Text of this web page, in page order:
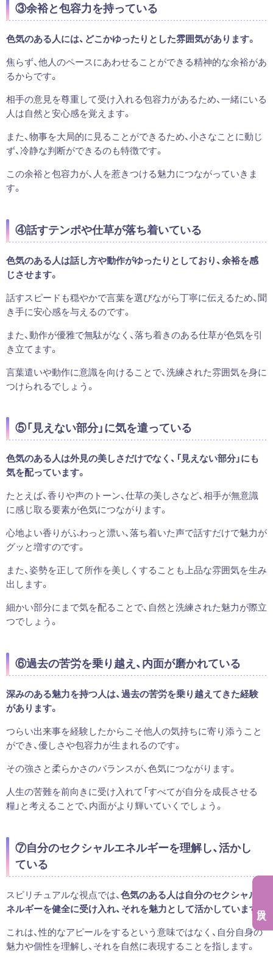
③余裕と包容力を持っている
色気のある人には、どこかゆったりとした雰囲気があります。
焦らず、他人のペースにあわせることができる精神的な余裕があ
るからです。
相手の意見を尊重して受け入れる包容力があるため、一緒にいる
人は自然と安心感を覚えます。
また、物事を大局的に見ることができるため、小さなことに動じ
ず、冷静な判断ができるのも特徴です。
この余裕と包容力が、人を惹きつける魅力につながっていきま
す。
④話すテンポや仕草が落ち着いている
色気のある人は話し方や動作がゆったりとしており、余裕を感
じさせます。
話すスピードも穏やかで言葉を選びながら丁寧に伝えるため、聞
き手に安心感を与えるのです。
また、動作が優雅で無駄がなく、落ち着きのある仕草が色気を引
き立てます。
言葉遣いや動作に意識を向けることで、洗練された雰囲気を身に
つけられるでしょう。
⑤「見えない部分」に気を遣っている
色気のある人は外見の美しさだけでなく、「見えない部分」にも
気を配っています。
たとえば、香りや声のトーン、仕草の美しさなど、相手が無意識
に感じ取る要素が色気につながります。
心地よい香りがふわっと漂い、落ち着いた声で話すだけで魅力が
グッと増すのです。
また、姿勢を正して所作を美しくすることも上品な雰囲気を生み
出します。
細かい部分にまで気を配ることで、自然と洗練された魅力が際立
つでしょう。
⑥過去の苦労を乗り越え、内面が磨かれている
深みのある魅力を持つ人は、過去の苦労を乗り越えてきた経験
があります。
つらい出来事を経験したからこそ他人の気持ちに寄り添うこと
ができ、優しさや包容力が生まれるのです。
その強さと柔らかさのバランスが、色気につながります。
人生の苦難を前向きに受け入れて「すべてが自分を成長させる
糧」と考えることで、内面がより輝いていくでしょう。
⑦自分のセクシャルエネルギーを理解し、活かし
ている
スピリチュアルな視点では、色気のある人は自分のセクシャルエ
ネルギーを健全に受け入れ、それを魅力として活かしています。
これは、性的なアピールをするという意味ではなく、自分自身の
魅力や個性を理解し、それを自然に表現することを指します。